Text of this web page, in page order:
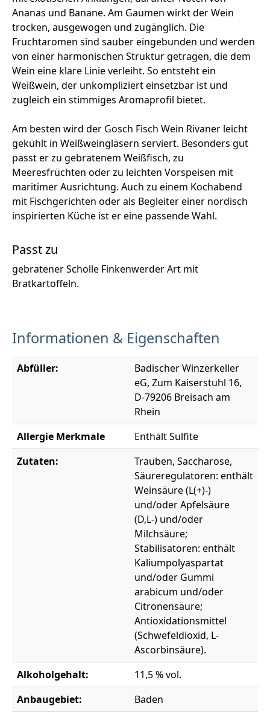
Ananas und Banane. Am Gaumen wirkt der Wein
trocken, ausgewogen und zugänglich. Die
Fruchtaromen sind sauber eingebunden und werden
von einer harmonischen Struktur getragen, die dem
Wein eine klare Linie verleiht. So entsteht ein
Weißwein, der unkompliziert einsetzbar ist und
zugleich ein stimmiges Aromaprofil bietet.
Am besten wird der Gosch Fisch Wein Rivaner leicht
gekühlt in Weißweingläsern serviert. Besonders gut
passt er zu gebratenem Weißfisch, zu
Meeresfrüchten oder zu leichten Vorspeisen mit
maritimer Ausrichtung. Auch zu einem Kochabend
mit Fischgerichten oder als Begleiter einer nordisch
inspirierten Küche ist er eine passende Wahl.
Passt zu
gebratener Scholle Finkenwerder Art mit
Bratkartoffeln.
Informationen & Eigenschaften
Abfüller:
Badischer Winzerkeller
eG, Zum Kaiserstuhl 16,
D-79206 Breisach am
Rhein
Allergie Merkmale
Enthält Sulfite
Zutaten:
Trauben, Saccharose,
Säureregulatoren: enthält
Weinsäure (L(+)-)
und/oder Apfelsäure
(D,L-) und/oder
Milchsäure;
Stabilisatoren: enthält
Kaliumpolyaspartat
und/oder Gummi
arabicum und/oder
Citronensäure;
Antioxidationsmittel
(Schwefeldioxid, L-
Ascorbinsäure).
Alkoholgehalt:
11,5 % vol.
Anbaugebiet:
Baden